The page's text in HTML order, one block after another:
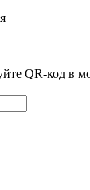
QR-код в